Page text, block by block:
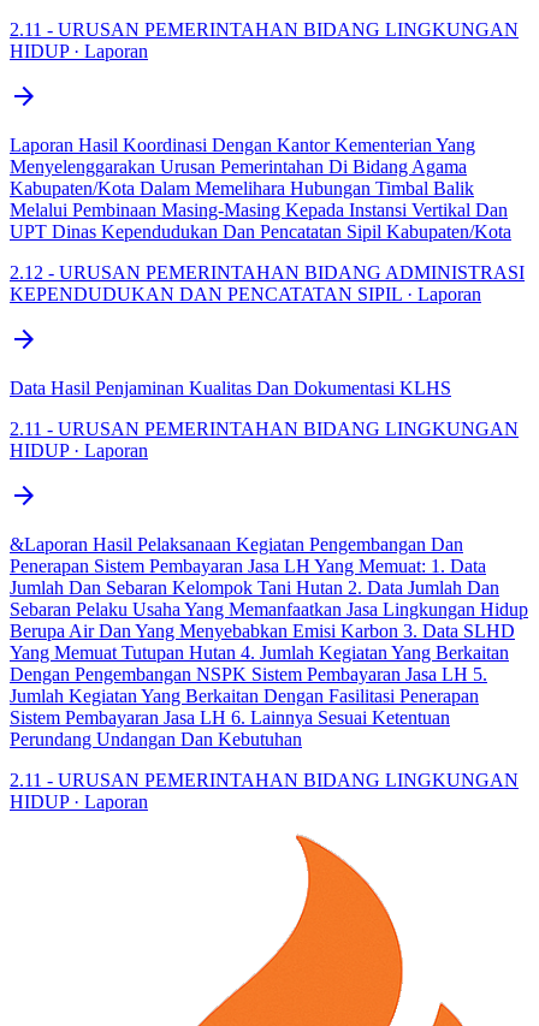
2.11 - URUSAN PEMERINTAHAN BIDANG LINGKUNGAN
HIDUP · Laporan
arrow_forward
Laporan Hasil Koordinasi Dengan Kantor Kementerian Yang
Menyelenggarakan Urusan Pemerintahan Di Bidang Agama
Kabupaten/Kota Dalam Memelihara Hubungan Timbal Balik
Melalui Pembinaan Masing-Masing Kepada Instansi Vertikal Dan
UPT Dinas Kependudukan Dan Pencatatan Sipil Kabupaten/Kota
2.12 - URUSAN PEMERINTAHAN BIDANG ADMINISTRASI
KEPENDUDUKAN DAN PENCATATAN SIPIL · Laporan
arrow_forward
Data Hasil Penjaminan Kualitas Dan Dokumentasi KLHS
2.11 - URUSAN PEMERINTAHAN BIDANG LINGKUNGAN
HIDUP · Laporan
arrow_forward
&Laporan Hasil Pelaksanaan Kegiatan Pengembangan Dan
Penerapan Sistem Pembayaran Jasa LH Yang Memuat: 1. Data
Jumlah Dan Sebaran Kelompok Tani Hutan 2. Data Jumlah Dan
Sebaran Pelaku Usaha Yang Memanfaatkan Jasa Lingkungan Hidup
Berupa Air Dan Yang Menyebabkan Emisi Karbon 3. Data SLHD
Yang Memuat Tutupan Hutan 4. Jumlah Kegiatan Yang Berkaitan
Dengan Pengembangan NSPK Sistem Pembayaran Jasa LH 5.
Jumlah Kegiatan Yang Berkaitan Dengan Fasilitasi Penerapan
Sistem Pembayaran Jasa LH 6. Lainnya Sesuai Ketentuan
Perundang Undangan Dan Kebutuhan
2.11 - URUSAN PEMERINTAHAN BIDANG LINGKUNGAN
HIDUP · Laporan